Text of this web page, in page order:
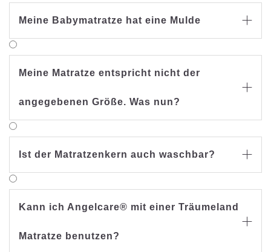
Meine Babymatratze hat eine Mulde 
Meine Matratze entspricht nicht der
angegebenen Größe. Was nun?

Ist der Matratzenkern auch waschbar? 
Kann ich Angelcare® mit einer Träumeland
Matratze benutzen?
